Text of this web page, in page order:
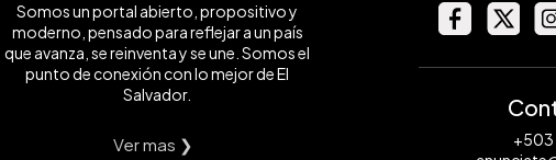
Somos un portal abierto, propositivo y
moderno, pensado para reflejar a un país
que avanza, se reinventa y se une. Somos el
punto de conexión con lo mejor de El
Salvador.
Ver mas ❯
+503